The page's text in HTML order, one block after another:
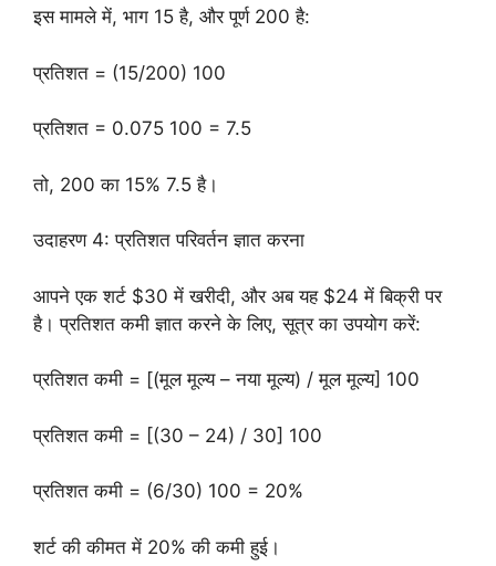
इस मामले में, भाग 15 है, और पूर्ण 200 है:
प्रतिशत = (15/200) 100
प्रतिशत = 0.075 100 = 7.5
तो, 200 का 15% 7.5 है।
उदाहरण 4: प्रतिशत परिवर्तन ज्ञात करना
आपने एक शर्ट $30 में खरीदी, और अब यह $24 में बिक्री पर
है। प्रतिशत कमी ज्ञात करने के लिए, सूत्र का उपयोग करें:
प्रतिशत कमी = [(मूल मूल्य – नया मूल्य) / मूल मूल्य] 100
प्रतिशत कमी = [(30 – 24) / 30] 100
प्रतिशत कमी = (6/30) 100 = 20%
शर्ट की कीमत में 20% की कमी हुई।